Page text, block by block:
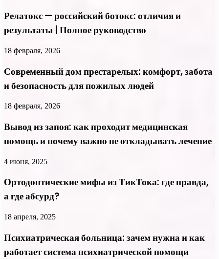
Релатокс — российский ботокс: отличия и
результаты | Полное руководство
18 февраля, 2026
Современный дом престарелых: комфорт, забота
и безопасность для пожилых людей
18 февраля, 2026
Вывод из запоя: как проходит медицинская
помощь и почему важно не откладывать лечение
4 июня, 2025
Ортодонтические мифы из ТикТока: где правда,
а где абсурд?
18 апреля, 2025
Психиатрическая больница: зачем нужна и как
работает система психиатрической помощи